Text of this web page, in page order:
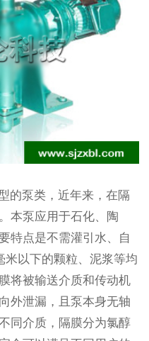
的泵类，近年来，在隔
本泵应用于石化、陶
特点是不需灌引水、自
以下的颗粒、泥浆等均
将被输送介质和传动机
外泄漏，且泵本身无轴
同介质，隔膜分为氯醇